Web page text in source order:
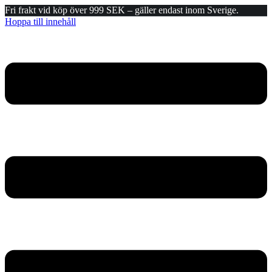
Fri frakt vid köp över 999 SEK – gäller endast inom Sverige.
Hoppa till innehåll